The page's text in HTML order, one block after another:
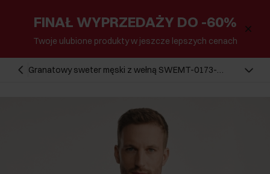
FINAŁ WYPRZEDAŻY DO -60%
Twoje ulubione produkty w jeszcze lepszych cenach
Granatowy sweter męski z wełną SWEMT-0173-